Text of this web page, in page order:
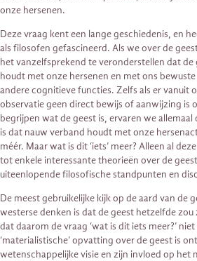
onze hersenen.
Deze vraag kent een lange geschiedenis, en
als filosofen gefascineerd. Als we over de
het vanzelfsprekend te veronderstellen dat
houdt met onze hersenen en met ons
andere cognitieve functies. Zelfs als er vanuit
observatie geen direct bewijs of aanwijzing is
begrijpen wat de geest is, ervaren we
is dat nauw verband houdt met onze
méér. Maar wat is dit ‘iets’ meer? Alleen al
tot enkele interessante theorieën over de
uiteenlopende filosofische standpunten en
De meest gebruikelijke kijk op de aard van de
westerse denken is dat de geest hetzelfde
dat daarom de vraag ‘wat is dit iets meer?’
‘materialistische’ opvatting over de geest is
wetenschappelijke visie en zijn invloed op